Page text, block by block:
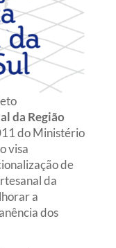
da Região
do Ministério
visa
de
da
a
dos